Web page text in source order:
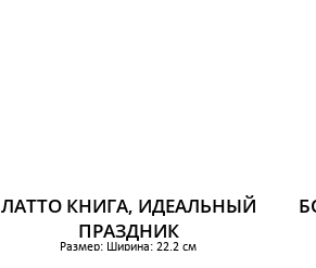
ЛАТТО КНИГА, ИДЕАЛЬНЫЙ
ПРАЗДНИК
Размер: Ширина: 22.2 см